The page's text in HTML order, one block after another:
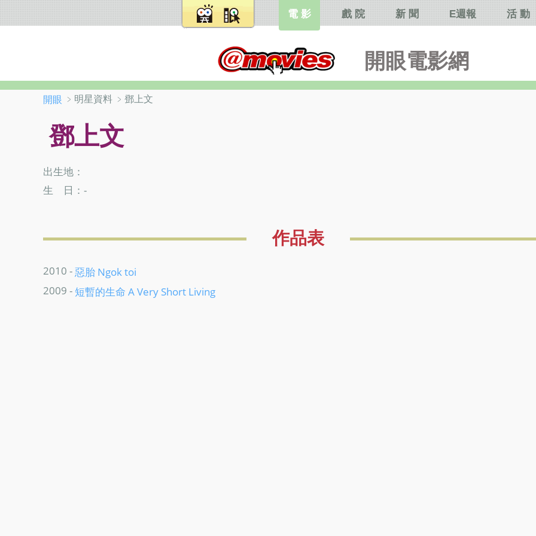
開眼電影網
電 影 戲 院 新 聞 E週報 活 動
開眼 ﹥明星資料 ﹥鄧上文
鄧上文
出生地：
生 日：-
作品表
2010 -惡胎 Ngok toi
2009 -短暫的生命 A Very Short Living